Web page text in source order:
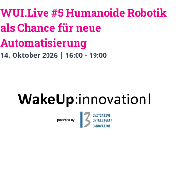
WUI.Live #5 Humanoide Robotik
als Chance für neue
Automatisierung
14. Oktober 2026 | 16:00- 19:00